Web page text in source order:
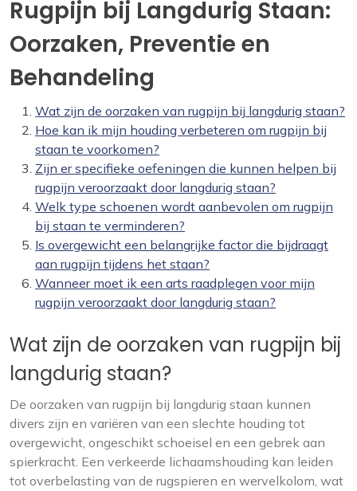
Rugpijn bij Langdurig Staan:
Oorzaken, Preventie en
Behandeling
Wat zijn de oorzaken van rugpijn bij langdurig staan?
Hoe kan ik mijn houding verbeteren om rugpijn bij
staan te voorkomen?
Zijn er specifieke oefeningen die kunnen helpen bij
rugpijn veroorzaakt door langdurig staan?
Welk type schoenen wordt aanbevolen om rugpijn
bij staan te verminderen?
Is overgewicht een belangrijke factor die bijdraagt
aan rugpijn tijdens het staan?
Wanneer moet ik een arts raadplegen voor mijn
rugpijn veroorzaakt door langdurig staan?
Wat zijn de oorzaken van rugpijn bij
langdurig staan?
De oorzaken van rugpijn bij langdurig staan kunnen
divers zijn en variëren van een slechte houding tot
overgewicht, ongeschikt schoeisel en een gebrek aan
spierkracht. Een verkeerde lichaamshouding kan leiden
tot overbelasting van de rugspieren en wervelkolom, wat